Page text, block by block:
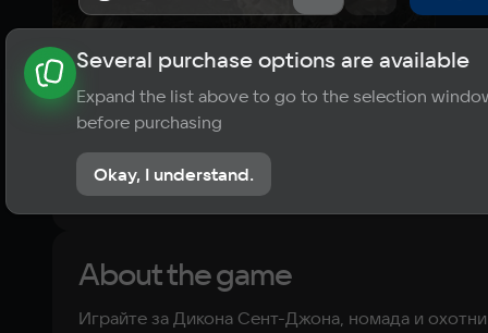
About the game News Requirements
9,3 Player ratings
26 reviews
About the game
Играйте за Дикона Сент-Джона, номада и
Several purchase options are available
Expand the list above to go to the selection
before purchasing
Okay, I understand.